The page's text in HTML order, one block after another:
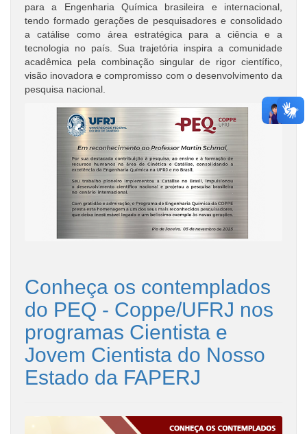
para a Engenharia Química brasileira e internacional,
tendo formado gerações de pesquisadores e consolidado
a catálise como área estratégica para a ciência e a
tecnologia no país. Sua trajetória inspira a comunidade
acadêmica pela combinação singular de rigor científico,
visão inovadora e compromisso com o desenvolvimento da
pesquisa nacional.
Conheça os contemplados
do PEQ - Coppe/UFRJ nos
programas Cientista e
Jovem Cientista do Nosso
Estado da FAPERJ